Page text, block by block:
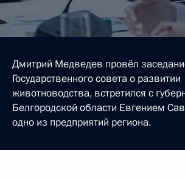
Дмитрий Медведев провёл
Государственного совета о развитии
животноводства, встретился с
Белгородской области Евгением
одно из предприятий региона.